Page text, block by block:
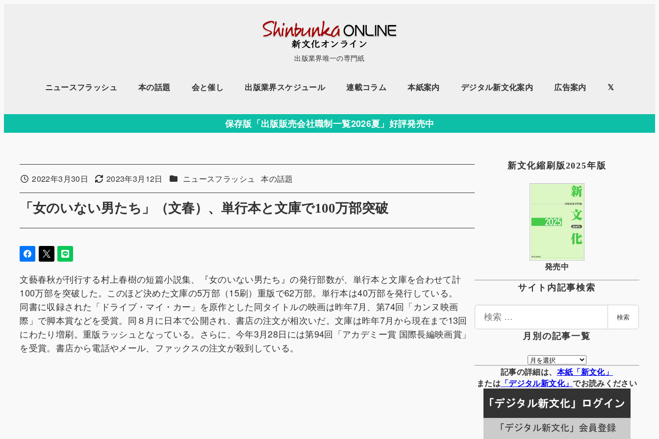
移
出版業界唯一の専門紙
ニュースフラッシュ 本の話題 会と催し 出版業界スケジュール 連載コラム 本紙案内 デジタル新文化案内 広告案内 𝕏
保存版「出版販売会社職制一覧2026夏」好評発売中
「女のいない男たち」（文春）、単行本と文庫で100万部突破
投稿日2022年3月30日 更新日2023年3月12日 カテゴリー
ニュースフラッシュ カテゴリー
本の話題
文藝春秋が刊行する村上春樹の短篇小説集、『女のいない男たち』の発行部数が、単行本と文庫を合わせて計
100万部を突破した。このほど決めた文庫の5万部（15刷）重版で62万部。単行本は40万部を発行している。
同書に収録された「ドライブ・マイ・カー」を原作とした同タイトルの映画は昨年7月、第74回「カンヌ映画
際」で脚本賞などを受賞。同８月に日本で公開され、書店の注文が相次いだ。文庫は昨年7月から現在まで13回
にわたり増刷。重版ラッシュとなっている。さらに、今年3月28日には第94回「アカデミー賞 国際長編映画賞」
を受賞。書店から電話やメール、ファックスの注文が殺到している。
新文化縮刷版2025年版
発売中
サイト内記事検索
検
検索
月別の記事一覧
月
別
の
事
一
覧
記事の詳細は、 本紙「新文化」
または 「デジタル新文化」でお読みください